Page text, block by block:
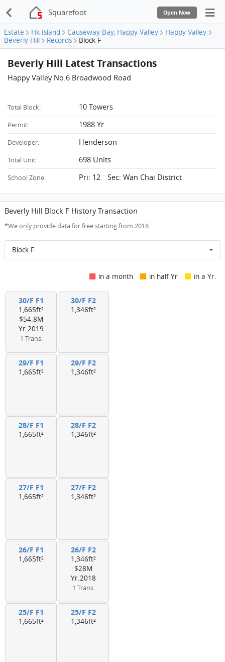
Squarefoot Open Now
Estate Hk Island Causeway Bay, Happy Valley
Happy Valley
Beverly Hill
Records Block F
Beverly Hill Latest Transactions
Happy Valley No.6 Broadwood Road
Total Block: 10 Towers
Permit: 1988 Yr.
Developer: Henderson
Total Unit: 698 Units
School Zone: Pri: 12 Sec: Wan Chai District
Beverly Hill Block F History Transaction
*We only provide data for free starting from 2018.
Block F
in a month in half Yr in a Yr.
30/F F1
1,665ft²
$54.8M
Yr.2019
1 Trans.
30/F F2
1,346ft²
29/F F1
1,665ft²
29/F F2
1,346ft²
28/F F1
1,665ft²
28/F F2
1,346ft²
27/F F1
1,665ft²
27/F F2
1,346ft²
26/F F1
1,665ft²
26/F F2
1,346ft²
$28M
Yr.2018
1 Trans.
25/F F1
1,665ft²
25/F F2
1,346ft²